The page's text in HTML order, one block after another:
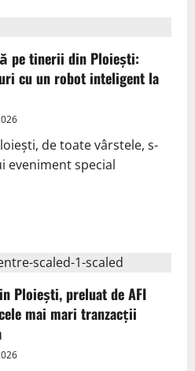
pe tinerii din Ploiești:
cu un robot inteligent la
de toate vârstele, s-
eveniment special
Ploiești, preluat de AFI
mai mari tranzacții